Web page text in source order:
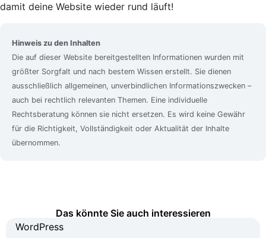
damit deine Website wieder rund läuft!
Hinweis zu den Inhalten
Die auf dieser Website bereitgestellten Informationen wurden mit
größter Sorgfalt und nach bestem Wissen erstellt. Sie dienen
ausschließlich allgemeinen, unverbindlichen Informationszwecken –
auch bei rechtlich relevanten Themen. Eine individuelle
Rechtsberatung können sie nicht ersetzen. Es wird keine Gewähr
für die Richtigkeit, Vollständigkeit oder Aktualität der Inhalte
übernommen.
Das könnte Sie auch interessieren
WordPress